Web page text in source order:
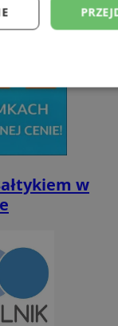
w
z podstawowych
kontem. Bez